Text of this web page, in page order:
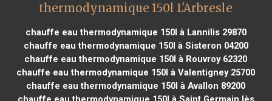
thermodynamique 150l L'Arbresle
chauffe eau thermodynamique 150l à Lannilis 29870
chauffe eau thermodynamique 150l à Sisteron 04200
chauffe eau thermodynamique 150l à Rouvroy 62320
chauffe eau thermodynamique 150l à Valentigney 25700
chauffe eau thermodynamique 150l à Avallon 89200